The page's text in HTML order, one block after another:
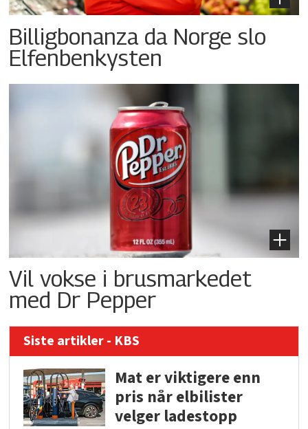
Billigbonanza da Norge slo
Elfenbenkysten
Vil vokse i brusmarkedet
med Dr Pepper
Siste artikler - KBS
Mat er viktigere enn
pris når elbilister
velger ladestopp